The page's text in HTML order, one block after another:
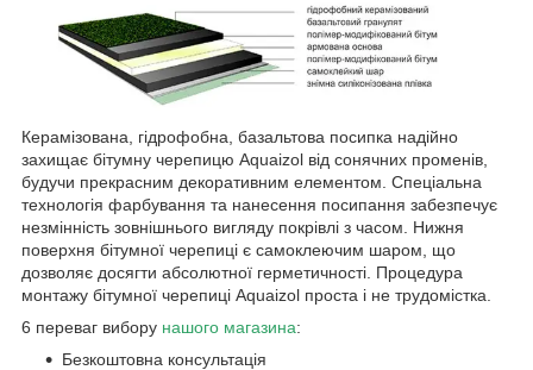
Керамізована, гідрофобна, базальтова посипка надійно
захищає бітумну черепицю Aquaizol від сонячних променів,
будучи прекрасним декоративним елементом. Спеціальна
технологія фарбування та нанесення посипання забезпечує
незмінність зовнішнього вигляду покрівлі з часом. Нижня
поверхня бітумної черепиці є самоклеючим шаром, що
дозволяє досягти абсолютної герметичності. Процедура
монтажу бітумної черепиці Aquaizol проста і не трудомістка.
6 переваг вибору нашого магазина:
Безкоштовна консультація